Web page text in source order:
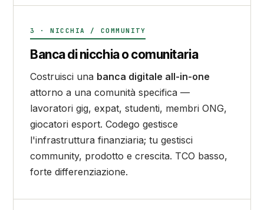
3 · NICCHIA / COMMUNITY
Banca di nicchia o comunitaria
Costruisci una banca digitale all-in-one
attorno a una comunità specifica —
lavoratori gig, expat, studenti, membri ONG,
giocatori esport. Codego gestisce
l'infrastruttura finanziaria; tu gestisci
community, prodotto e crescita. TCO basso,
forte differenziazione.